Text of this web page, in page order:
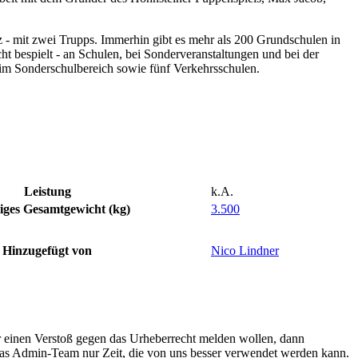
mit zwei Trupps. Immerhin gibt es mehr als 200 Grundschulen in
bespielt - an Schulen, bei Sonderveranstaltungen und bei der
Sonderschulbereich sowie fünf Verkehrsschulen.
Leistung
k.A.
Gesamtgewicht (kg)
3.500
Hinzugefügt von Nico Lindner
Verstoß gegen das Urheberrecht melden wollen, dann
Admin-Team nur Zeit, die von uns besser verwendet werden kann.